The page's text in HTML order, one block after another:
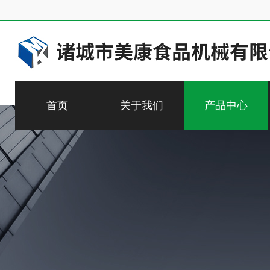
首页 关于我们 产品中心